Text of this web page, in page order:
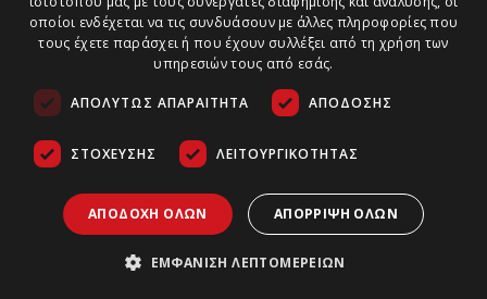
οποίοι ενδέχεται να τις συνδυάσουν με άλλες πληροφορίες που
τους έχετε παράσχει ή που έχουν συλλέξει από τη χρήση των
υπηρεσιών τους από εσάς.
ΑΠΟΛΎΤΩΣ ΑΠΑΡΑΊΤΗΤΑ ΑΠΌΔΟΣΗΣ
ΣΤΌΧΕΥΣΗΣ ΛΕΙΤΟΥΡΓΙΚΌΤΗΤΑΣ
ΑΠΟΔΟΧΉ ΌΛΩΝ ΑΠΌΡΡΙΨΗ ΌΛΩΝ
ΕΜΦΆΝΙΣΗ ΛΕΠΤΟΜΕΡΕΙΏΝ